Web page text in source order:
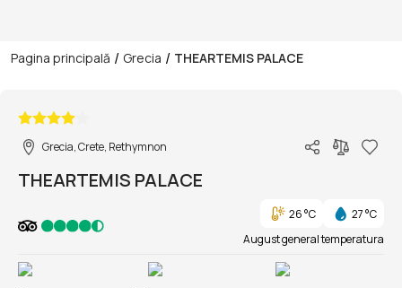
Pagina principală / Grecia / THEARTEMIS PALACE
Grecia, Crete, Rethymnon
THEARTEMIS PALACE
26 °C
27 °C
August general temperatura